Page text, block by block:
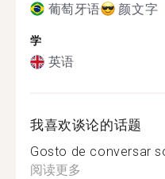
葡萄牙语 颜文字
学
英语
我喜欢谈论的话题
Gosto de conversar
阅读更多